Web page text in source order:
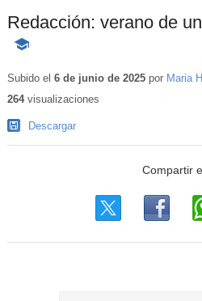
Redacción: verano de
-
educativo
Subido el 6 de junio de 2025por Maria H.
264visualizaciones
Descargar